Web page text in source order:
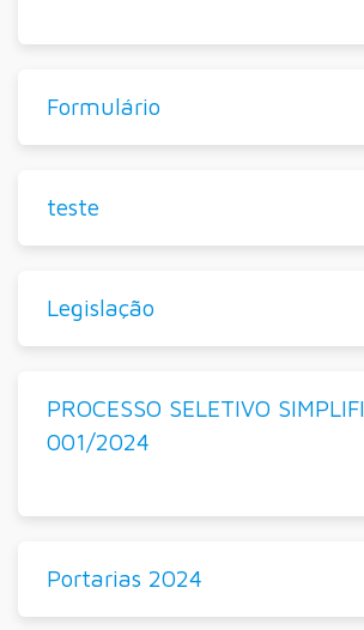
Formulário
teste
Legislação
PROCESSO SELETIVO
001/2024
Portarias 2024